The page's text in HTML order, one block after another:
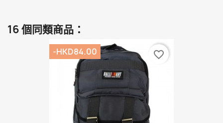
16 個同類商品：
-HKD84.00 favorite_border